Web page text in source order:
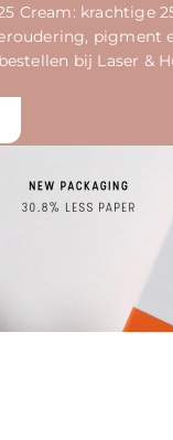
Cream: krachtige
pigment
bij Laser &